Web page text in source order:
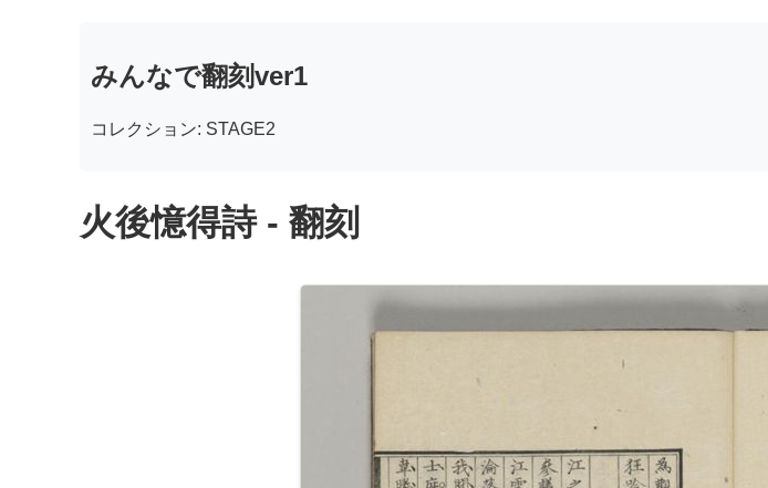
みんなで翻刻ver1
コレクション: STAGE2
火後憶得詩 - 翻刻